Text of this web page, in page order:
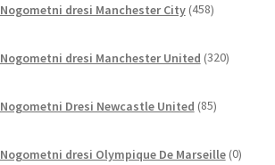
Nogometni dresi Manchester City 458izdelkov
Nogometni dresi Manchester United 320izdelkov
Nogometni Dresi Newcastle United 85izdelkov
Nogometni dresi Olympique De Marseille 0